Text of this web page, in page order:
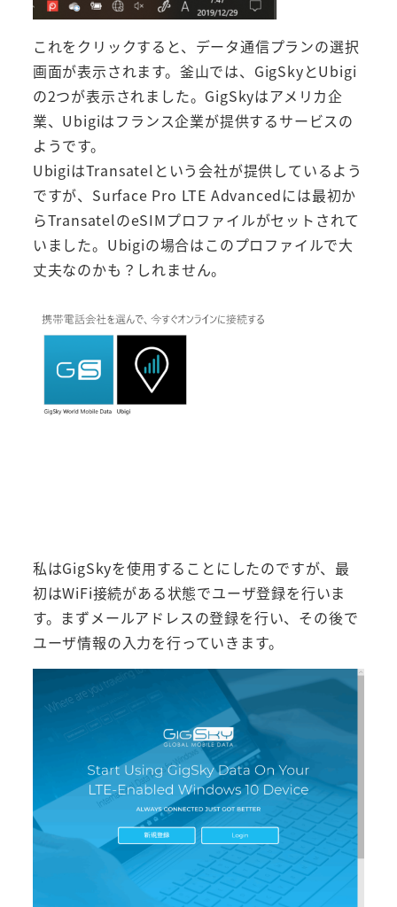
これをクリックすると、データ通信プランの選択
画面が表示されます。釜山では、GigSkyとUbigi
の2つが表示されました。GigSkyはアメリカ企
業、Ubigiはフランス企業が提供するサービスの
ようです。
UbigiはTransatelという会社が提供しているよう
ですが、Surface Pro LTE Advancedには最初か
らTransatelのeSIMプロファイルがセットされて
いました。Ubigiの場合はこのプロファイルで大
丈夫なのかも？しれません。
私はGigSkyを使用することにしたのですが、最
初はWiFi接続がある状態でユーザ登録を行いま
す。まずメールアドレスの登録を行い、その後で
ユーザ情報の入力を行っていきます。